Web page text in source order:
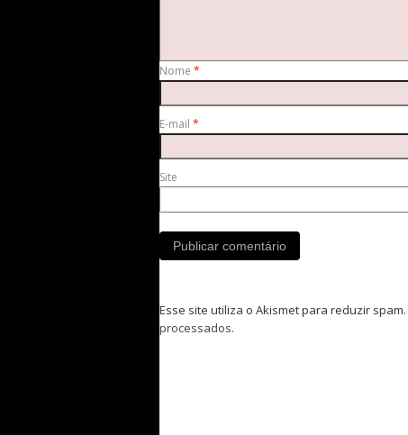
Nome *
E-mail *
Site
Esse site utiliza o Akismet para reduzir spam.
processados.